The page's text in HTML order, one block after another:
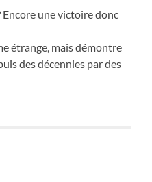
Encore une victoire donc
étrange, mais démontre
des décennies par des